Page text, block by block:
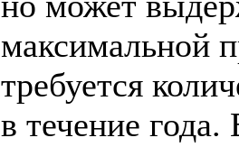
максимальной
требуется
в течение года.